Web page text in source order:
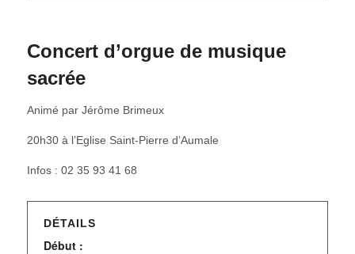
Concert d’orgue de musique
sacrée
Animé par Jérôme Brimeux
20h30 à l’Eglise Saint-Pierre d’Aumale
Infos : 02 35 93 41 68
DÉTAILS
Début :